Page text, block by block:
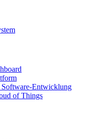
Entwicklung
of Things